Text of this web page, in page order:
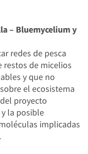
– Bluemycelium y
redes de pesca
restos de micelios
y que no
el ecosistema
proyecto
la posible
implicadas